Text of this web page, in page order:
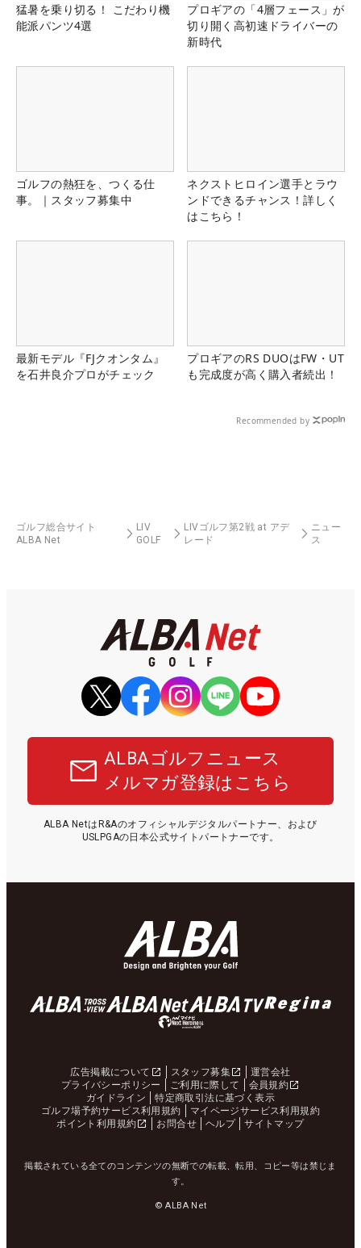
猛暑を乗り切る！ こだわり機
能派パンツ4選
プロギアの「4層フェース」が
切り開く高初速ドライバーの
新時代
ゴルフの熱狂を、つくる仕
事。｜スタッフ募集中
ネクストヒロイン選手とラウ
ンドできるチャンス！詳しく
はこちら！
最新モデル『FJクオンタム』
を石井良介プロがチェック
プロギアのRS DUOはFW・UT
も完成度が高く購入者続出！
Recommended by
ゴルフ総合サイト
ALBA Net
LIV
GOLF
LIVゴルフ第2戦 at アデ
レード
ニュー
ス
ALBAゴルフニュース
メルマガ登録はこちら
ALBA NetはR&Aのオフィシャルデジタルパートナー、および
USLPGAの日本公式サイトパートナーです。
広告掲載について スタッフ募集
運営会社
プライバシーポリシー
ご利用に際して
会員規約
ガイドライン
特定商取引法に基づく表示
ゴルフ場予約サービス利用規約
マイページサービス利用規約
ポイント利用規約
お問合せ ヘルプ サイトマップ
掲載されている全てのコンテンツの無断での転載、転用、コピー等は禁じま
す。
© ALBA Net